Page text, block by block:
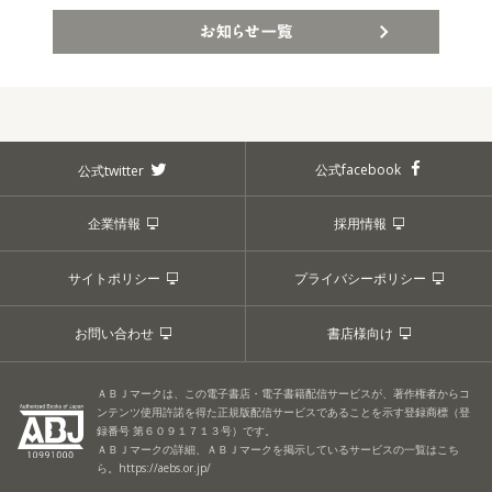
公式twitter 公式facebook
企業情報 採用情報
サイトポリシー プライバシーポリシー
お問い合わせ 書店様向け
ＡＢＪマークは、この電子書店・電子書籍配信サービスが、著作権者からコ
ンテンツ使用許諾を得た正規版配信サービスであることを示す登録商標（登
録番号 第６０９１７１３号）です。
ＡＢＪマークの詳細、ＡＢＪマークを掲示しているサービスの一覧はこち
ら。 https://aebs.or.jp/